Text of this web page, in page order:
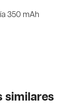
350 mAh
similares